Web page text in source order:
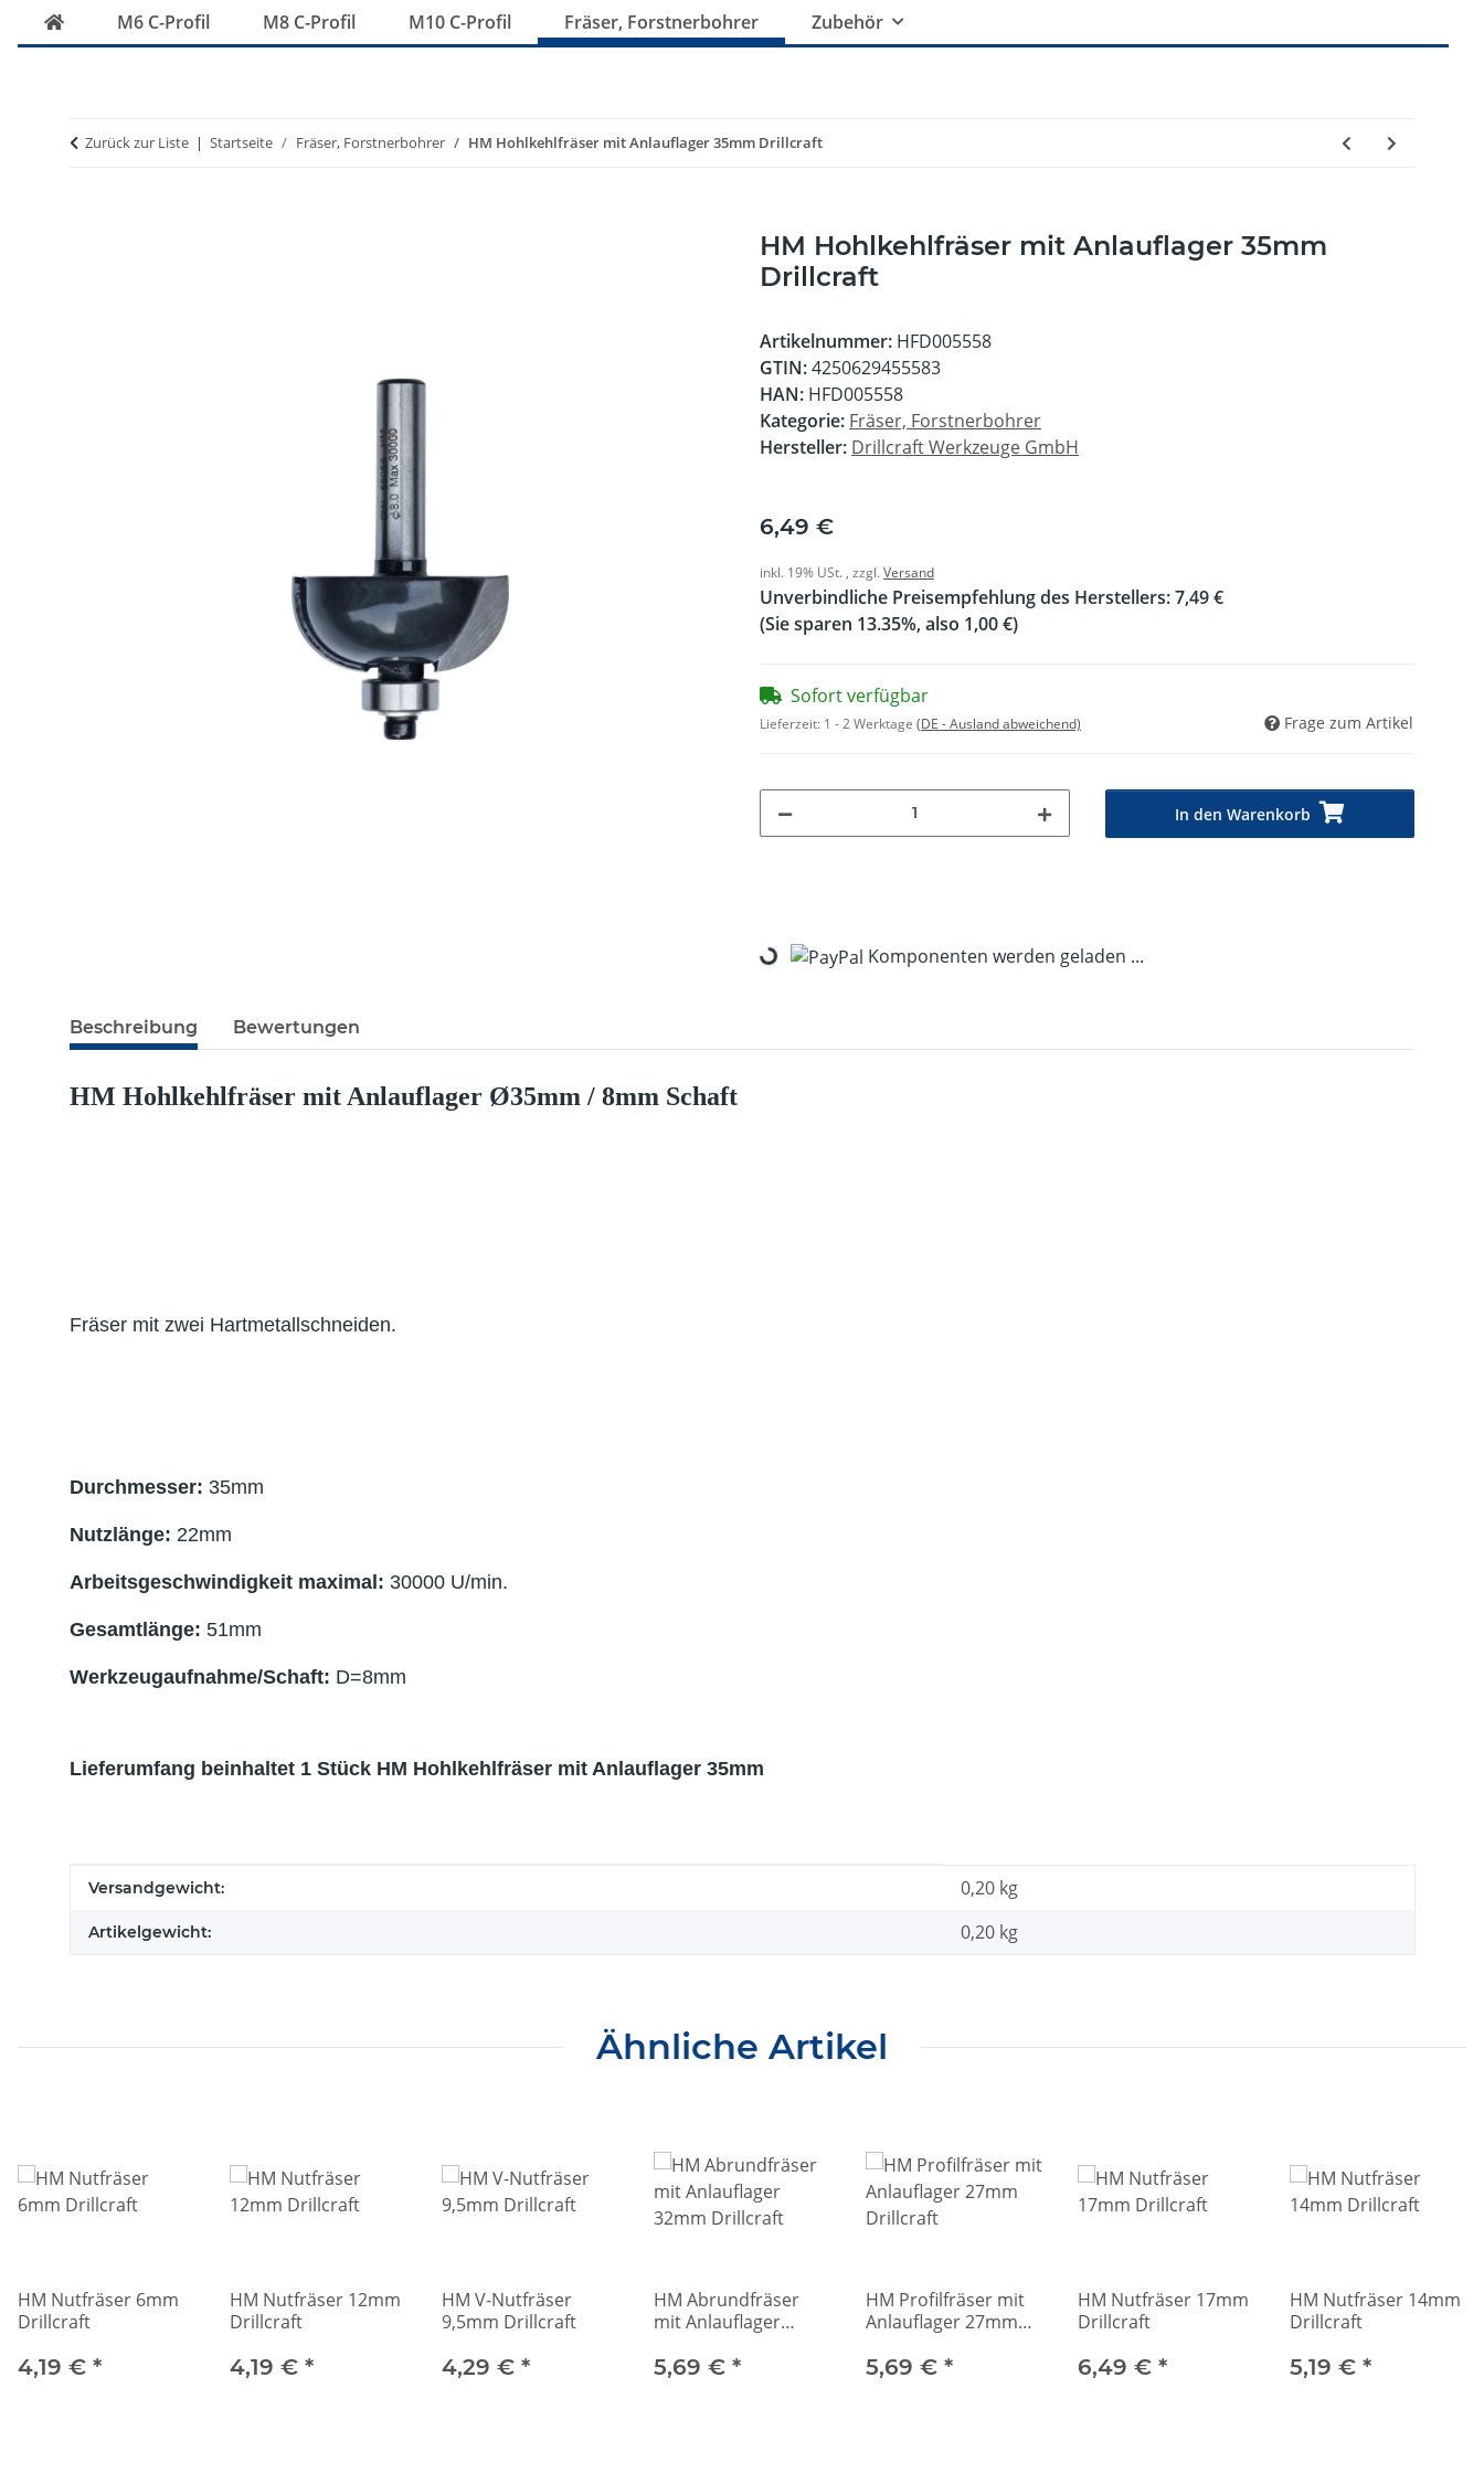
M6 C-Profil M8 C-Profil M10 C-Profil Fräser, Forstnerbohrer Zubehör
Zurück zur Liste Startseite Fräser, Forstnerbohrer HM Hohlkehlfräser mit Anlauflager 35mm Drillcraft
HM Hohlkehlfräser mit Anlauflager 35mm
Drillcraft
Artikelnummer: HFD005558
GTIN:4250629455583
HAN: HFD005558
Kategorie: Fräser, Forstnerbohrer
Hersteller: Drillcraft Werkzeuge GmbH
6,49 €
inkl. 19% USt. , zzgl.Versand
Unverbindliche Preisempfehlung des Herstellers:7,49 €
(Sie sparen 13.35%, also 1,00 €)
Sofort verfügbar
Lieferzeit: 1 - 2 Werktage (DE - Ausland abweichend) Frage zum Artikel
In den Warenkorb
Loading... Komponenten werden geladen ...
Beschreibung Bewertungen
HM Hohlkehlfräser mit Anlauflager Ø35mm / 8mm Schaft
Fräser mit zwei Hartmetallschneiden.
Durchmesser: 35mm
Nutzlänge: 22mm
Arbeitsgeschwindigkeit maximal: 30000 U/min.
Gesamtlänge: 51mm
Werkzeugaufnahme/Schaft: D=8mm
Lieferumfang beinhaltet 1 Stück HM Hohlkehlfräser mit Anlauflager 35mm
Produkteigenschaft
Wert
Versandgewicht: 0,20 kg
Artikelgewicht: 0,20 kg
Ähnliche Artikel
HM Nutfräser 6mm
Drillcraft
4,19 € *
HM Nutfräser 12mm
Drillcraft
4,19 € *
HM V-Nutfräser
9,5mm Drillcraft
4,29 € *
HM Abrundfräser
mit Anlauflager
5,69 € *
HM Profilfräser mit
Anlauflager 27mm
5,69 € *
HM Nutfräser 17mm
Drillcraft
6,49 € *
HM Nutfräser 14mm
Drillcraft
5,19 € *